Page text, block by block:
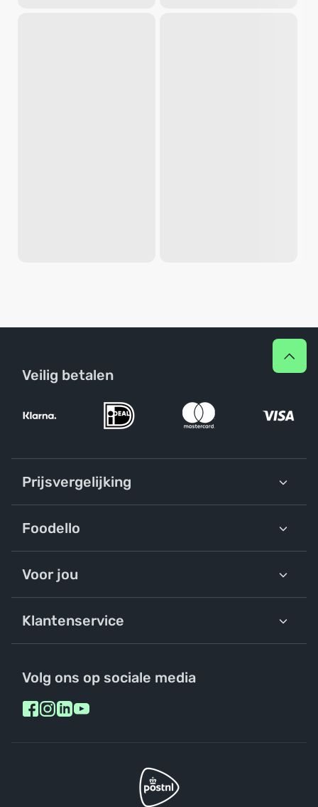
Veilig betalen
Prijsvergelijking
Foodello
Voor jou
Klantenservice
Volg ons op sociale media